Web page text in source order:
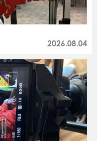
2026.08.04